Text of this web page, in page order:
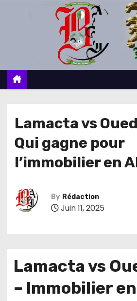
c
Lamacta vs
Qui gagne pour
l’immobilier en
By Rédaction
Juin 11, 2025
Lamacta vs
– Immobilier